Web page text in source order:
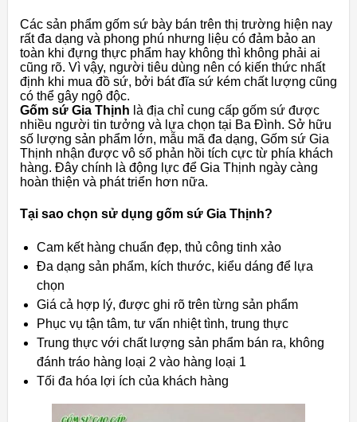
Các sản phẩm gốm sứ bày bán trên thị trường hiện nay
rất đa dạng và phong phú nhưng liệu có đảm bảo an
toàn khi đựng thực phẩm hay không thì không phải ai
cũng rõ. Vì vậy, người tiêu dùng nên có kiến ​​thức nhất
định khi mua đồ sứ, bởi bát đĩa sứ kém chất lượng cũng
có thể gây ngộ độc.
Gốm sứ Gia Thịnh là địa chỉ cung cấp gốm sứ được
nhiều người tin tưởng và lựa chọn tại Ba Đình. Sở hữu
số lượng sản phẩm lớn, mẫu mã đa dạng, Gốm sứ Gia
Thịnh nhận được vô số phản hồi tích cực từ phía khách
hàng. Đây chính là động lực để Gia Thịnh ngày càng
hoàn thiện và phát triển hơn nữa.
Tại sao chọn sử dụng gốm sứ Gia Thịnh?
Cam kết hàng chuẩn đẹp, thủ công tinh xảo
Đa dạng sản phẩm, kích thước, kiểu dáng để lựa
chọn
Giá cả hợp lý, được ghi rõ trên từng sản phẩm
Phục vụ tận tâm, tư vấn nhiệt tình, trung thực
Trung thực với chất lượng sản phẩm bán ra, không
đánh tráo hàng loại 2 vào hàng loại 1
Tối đa hóa lợi ích của khách hàng